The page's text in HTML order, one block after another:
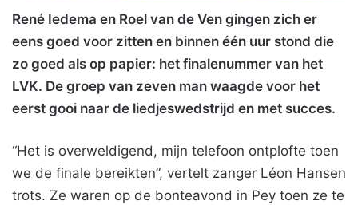
René Iedema en Roel van de Ven gingen zich er
eens goed voor zitten en binnen één uur stond die
zo goed als op papier: het finalenummer van het
LVK. De groep van zeven man waagde voor het
eerst gooi naar de liedjeswedstrijd en met succes.
“Het is overweldigend, mijn telefoon ontplofte toen
we de finale bereikten”, vertelt zanger Léon Hansen
trots. Ze waren op de bonteavond in Pey toen ze te